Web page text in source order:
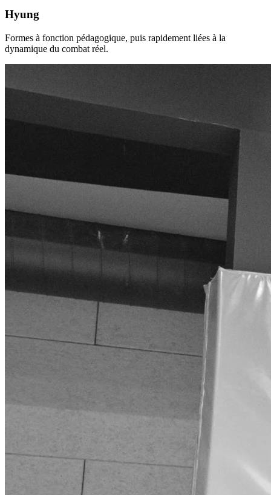
Hyung
Formes à fonction pédagogique, puis rapidement liées à la
dynamique du combat réel.